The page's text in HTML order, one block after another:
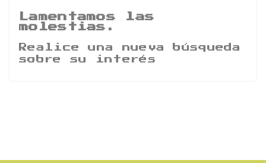
Vídeos
Soundtracks
Lamentamos las
molestias.
Realice una nueva búsqueda
sobre su interés